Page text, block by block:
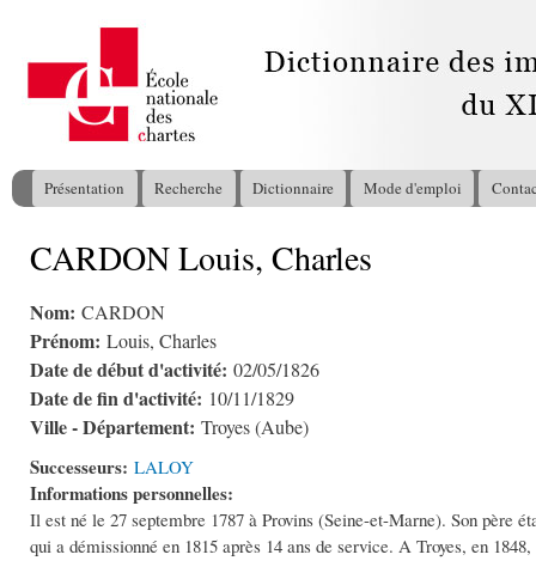
Menu principal
Présentation Recherche Dictionnaire Mode d'emploi
Vous êtes ici
CARDON Louis, Charles
Nom: CARDON
Prénom: Louis, Charles
Date de début d'activité: 02/05/1826
Date de fin d'activité: 10/11/1829
Ville - Département: Troyes (Aube)
Successeurs: LALOY
Informations personnelles:
Il est né le 27 septembre 1787 à Provins (Seine-et-Marne). Son père
qui a démissionné en 1815 après 14 ans de service. A Troyes, en